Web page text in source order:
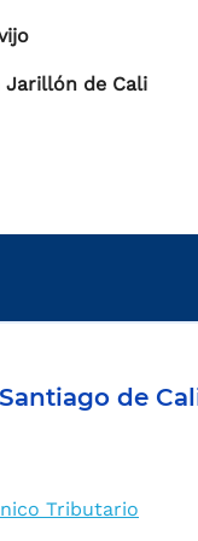
Jarillón de Cali
de
Tributario